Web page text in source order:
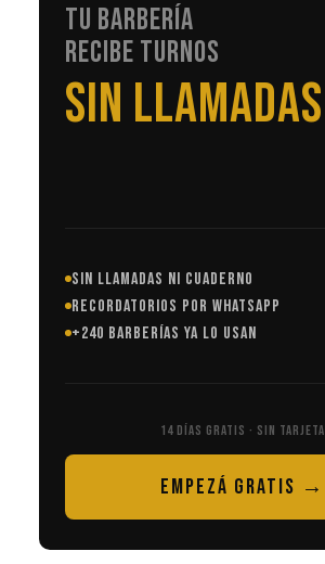
TU BARBERÍA
RECIBE TURNOS
EN AUTOMÁTICO
SIN LLAMADAS NI CUADERNO
RECORDATORIOS POR WHATSAPP
+240 BARBERÍAS YA LO USAN
14 DÍAS GRATIS · SIN TARJETA
EMPEZÁ GRATIS →